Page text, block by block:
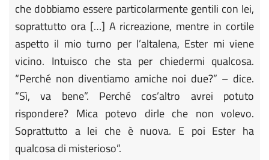
che dobbiamo essere particolarmente gentili con lei,
soprattutto ora […] A ricreazione, mentre in cortile
aspetto il mio turno per l’altalena, Ester mi viene
vicino. Intuisco che sta per chiedermi qualcosa.
“Perché non diventiamo amiche noi due?” – dice.
“Sì, va bene”. Perché cos’altro avrei potuto
rispondere? Mica potevo dirle che non volevo.
Soprattutto a lei che è nuova. E poi Ester ha
qualcosa di misterioso”.